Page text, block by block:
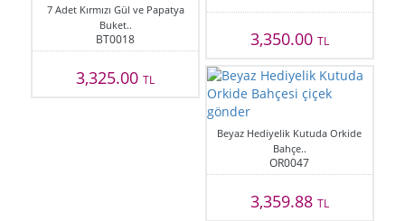
7 Adet Kırmızı Gül ve Papatya
Buket..
BT0018
3,325.00TL
3,350.00 TL
Beyaz Hediyelik Kutuda Orkide
Bahçe..
OR0047
3,359.88 TL